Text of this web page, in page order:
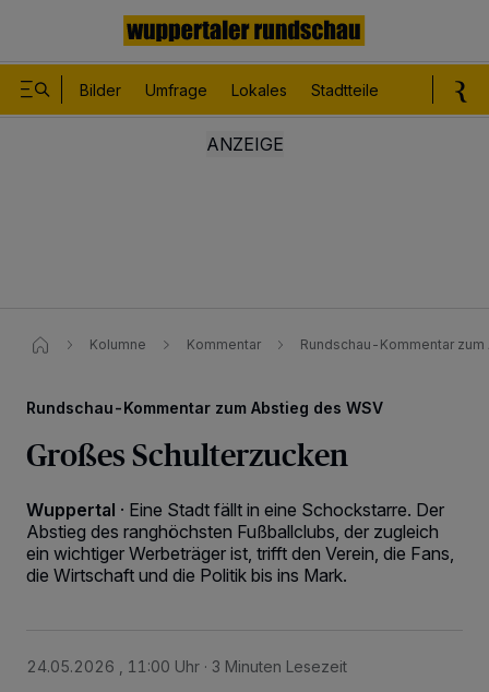
Bilder Umfrage Lokales Stadtteile
Kolumne Kommentar Rundschau-Kommentar
Rundschau-Kommentar zum Abstieg des WSV
Großes Schulterzucken
Wuppertal · Eine Stadt fällt in eine Schockstarre. Der
Abstieg des ranghöchsten Fußballclubs, der zugleich
ein wichtiger Werbeträger ist, trifft den Verein, die Fans,
die Wirtschaft und die Politik bis ins Mark.
24.05.2026 , 11:00 Uhr 3 Minuten Lesezeit